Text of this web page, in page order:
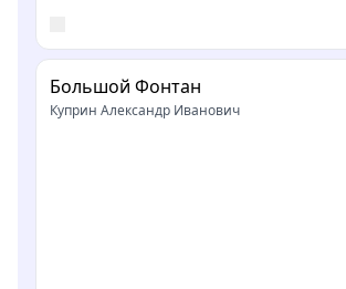
Большой Фонтан
Куприн Александр Иванович